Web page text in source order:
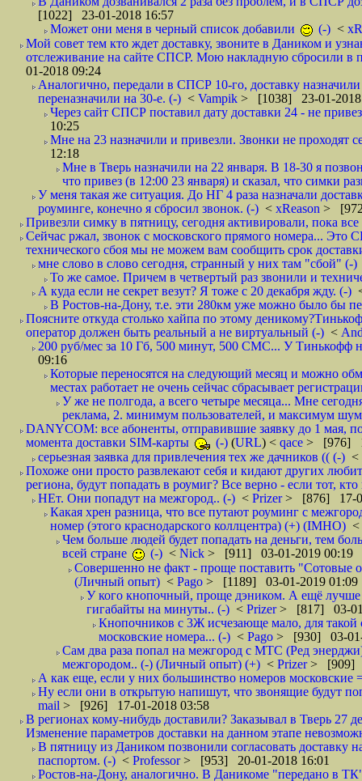
[1022] 23-01-2018 16:57
Может они меня в черный список добавили
(-) <
Мой совет тем кто ждет доставку, звоните в Даником и
отслеживание на сайте СПСР. Мою накладную сбросили
01-2018 09:24
Аналогично, передали в СПСР 10-го, доставку
переназначили на 30-е. (-) < Vampik > [1038] 23-01-2018
Через сайт СПСР поставил дату доставки 24 - не
10:25
Мне на 23 назначили и привезли. Звонки не
12:18
Мне в Тверь назначили на 22 января. В 18-30 я
что привез (в 12:00 23 января) и сказал, что симки
У меня такая же ситуация. До НГ 4 раза назначали
роуминге, конечно я сбросил звонок. (-) < xReason >
Привезли симку в пятницу, сегодня активировали, пока
Сейчас ржал, звонок с московского прямого номера... Это
технического сбоя мы не можем вам сообщить срок
мне слово в слово сегодня, странный у них там "сбой" (-)
То же самое. Причем в четвертый раз звонили и
А куда если не секрет везут? Я тоже с 20 декабря жду. (-)
В Ростов-на-Дону, т.е. эти 280км уже можно было бы
Поясните откуда столько хайпа по этому
оператор должен быть реальный а не виртуальный (-) <
200 руб/мес за 10 Гб, 500 минут, 500 СМС... У Тинькофф
09:16
Которые переносятся на следующий месяц и можно
местах работает не очень сейчас сбрасывает
У же не полгода, а всего четыре месяца... Мне
реклама, 2. минимум пользователей, и максимум
DANYCOM: все абоненты, отправившие заявку до 1 мая,
момента доставки SIM-карты
(-) (URL) < qace > [976]
серьезная заявка для привлечения тех же дачников (( (-) <
Похоже они просто развлекают себя и кидают других
региона, будут попадать в роумиг? Все верно - если тот,
НЕт. Они попадут на межгород.. (-) < Prizer> [876] 17-
Какая хрен разница, что все путают роуминг с
номер (этого краснодарского коллцентра) (+) (IMHO) <
Чем больше людей будет попадать на деньги, тем
всей стране
(-) < Nick > [911] 03-01-2019 00:19
Совершенно не факт - проще поставить "Сотовые
(Личный опыт) < Pago > [1189] 03-01-2019 01:09
У кого кнопочный, проще дэником. А ещё лучше
гигабайты на минуты.. (-) < Prizer> [817] 03-
Кнопочников с 3Ж исчезающе мало, для такой
московские номера... (-) < Pago > [930] 03-01-
Сам два раза попал на межгород с МТС (Ред
межгородом.. (-) (Личный опыт) (+) < Prizer> [909]
А как еще, если у них большинство номеров московские
Ну если они в открытую напишут, что звонящие будут
mail > [926] 17-01-2018 03:58
В регионах кому-нибудь доставили? Заказывал в Тверь 27
Изменение параметров доставки на данном этапе
В пятницу из Даником позвонили согласовать доставку
паспортом. (-) < Professor> [953] 20-01-2018 16:01
Ростов-на-Дону, аналогично. В Даникоме "передано в